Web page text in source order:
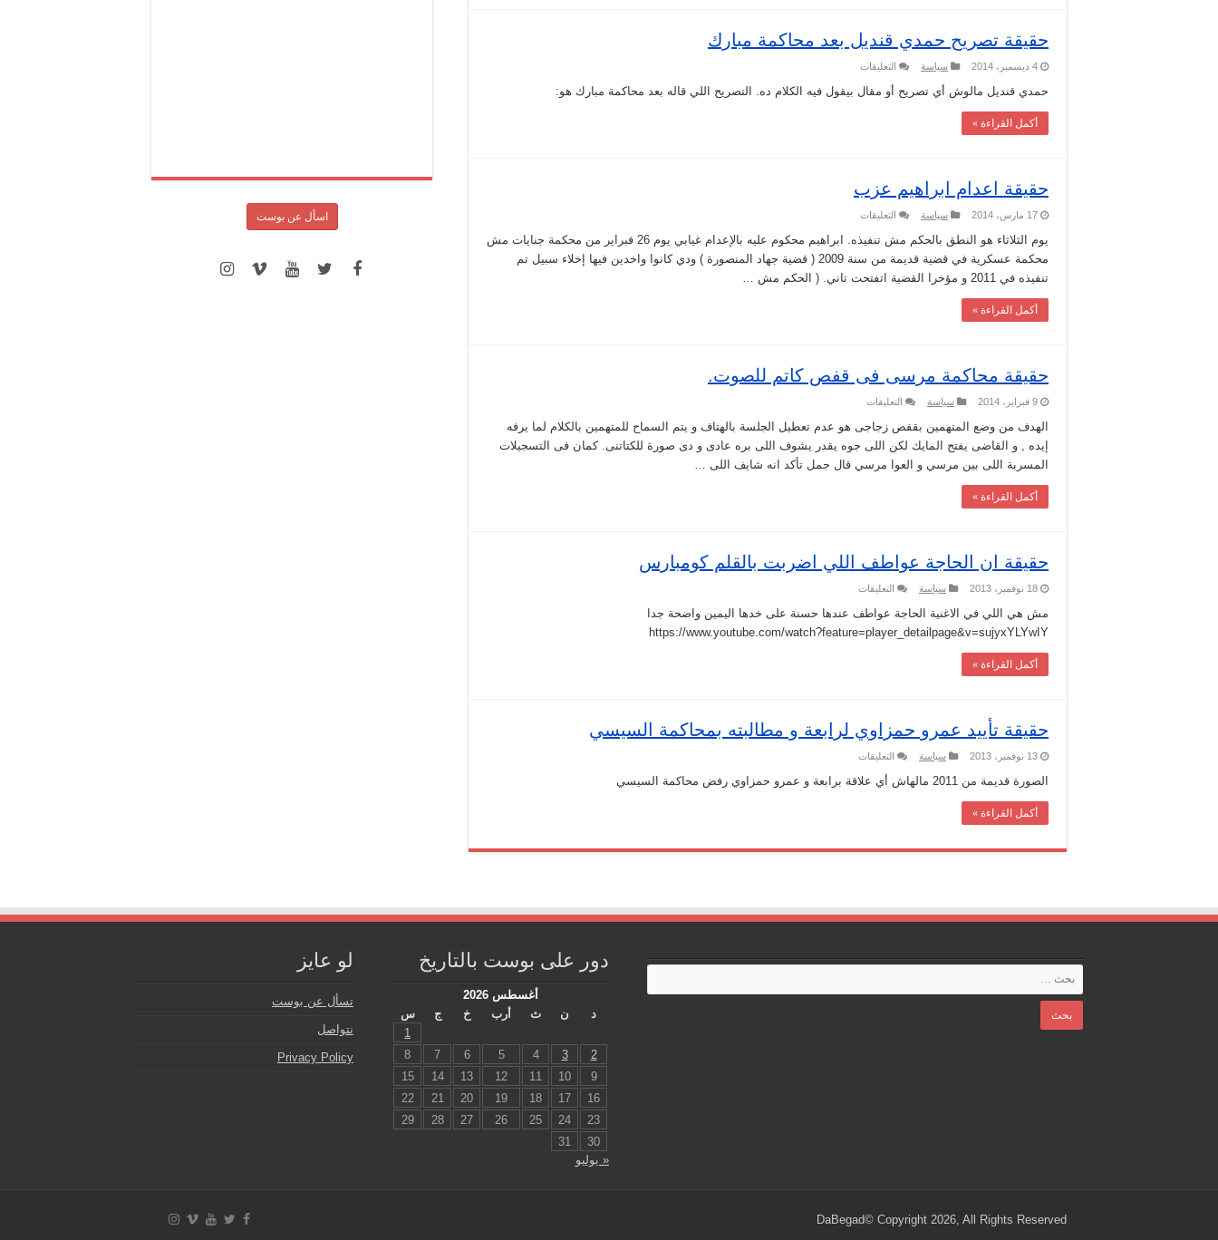
حقيقة تصريح حمدي قنديل بعد محاكمة مبارك
4 ديسمبر، 2014 سياسة التعليقات
تصريح
حمدي
حمدي قنديل مالوش أي تصريح أو مقال بيقول فيه الكلام ده. التصريح اللي قاله بعد محاكمة مبارك هو:
أكمل القراءة »
حقيقة اعدام ابراهيم عزب
17 مارس، 2014 سياسة التعليقات
اعدام
ابراهيم
عزب
مغلقة
يوم الثلاثاء هو النطق بالحكم مش تنفيذه. ابراهيم محكوم عليه بالإعدام غيابي يوم 26 فبراير من محكمة جنايات مش
محكمة عسكرية في قضية قديمة من سنة 2009 ( قضية جهاد المنصورة ) ودي كانوا واخدين فيها إخلاء سبيل تم
تنفيذه في 2011 و مؤخرا القضية اتفتحت تاني. ( الحكم مش …
أكمل القراءة »
حقيقة محاكمة مرسى فى قفص كاتم للصوت.
9 فبراير، 2014 سياسة التعليقات
محاكمة
مرسى
فى
قفص
كاتم
الهدف من وضع المتهمين بقفص زجاجى هو عدم تعطيل الجلسة بالهتاف و يتم السماح للمتهمين بالكلام لما يرفه
إيده , و القاضى يفتح المايك لكن اللى جوه يقدر يشوف اللى بره عادى و دى صورة للكتاتنى. كمان فى التسجيلات
المسربة اللى بين مرسي و العوا مرسي قال جمل تأكد انه شايف اللى …
أكمل القراءة »
حقيقة ان الحاجة عواطف اللي اضربت بالقلم كومبارس
18 نوفمبر، 2013 سياسة التعليقات
عواطف
مش هي اللي في الاغنية الحاجة عواطف عندها حسنة على خدها اليمين واضحة جدا
https://www.youtube.com/watch?feature=player_detailpage&v=sujyxYLYwIY
أكمل القراءة »
حقيقة تأييد عمرو حمزاوي لرابعة و مطالبته بمحاكمة السيسي
13 نوفمبر، 2013 سياسة التعليقات
تأييد
عمرو
بمحاكمة
الصورة قديمة من 2011 مالهاش أي علاقة برابعة و عمرو حمزاوي رفض محاكمة السيسي
أكمل القراءة »
اسأل عن بوست
دور على بوست بالتاريخ
أغسطس 2026
د
ن ث أرب خ ج
س
1
2
3
4
5
6
7
8
9
10
11
12
13
14
15
16
17
18
19
20
21
22
23
24
25
26
27
28
29
30
31
« يوليو
لو عايز
تسأل عن بوست
نتواصل
Privacy Policy
DaBegad© Copyright 2026, All Rights Reserved